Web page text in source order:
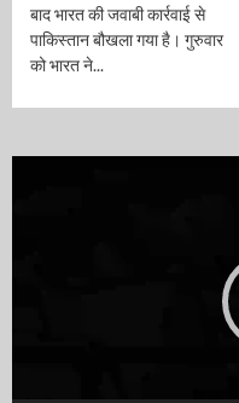
बाद भारत की जवाबी कार्रवाई से
पाकिस्तान बौखला गया है। गुरुवार
को भारत ने...